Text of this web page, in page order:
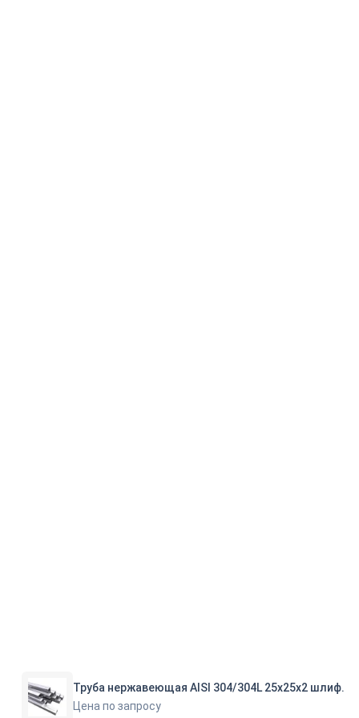
Труба нержавеющая AISI 304/304L 25х25х2 шлиф.
Цена по запросу